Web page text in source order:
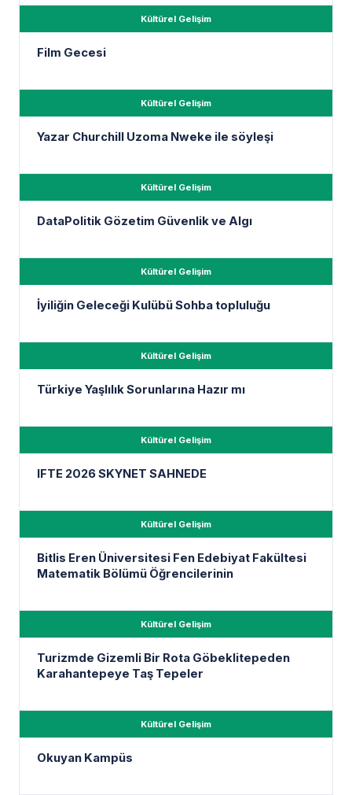
Kültürel Gelişim
Film Gecesi
Kültürel Gelişim
Yazar Churchill Uzoma Nweke ile söyleşi
Kültürel Gelişim
DataPolitik Gözetim Güvenlik ve Algı
Kültürel Gelişim
İyiliğin Geleceği Kulübü Sohba topluluğu
Kültürel Gelişim
Türkiye Yaşlılık Sorunlarına Hazır mı
Kültürel Gelişim
IFTE 2026 SKYNET SAHNEDE
Kültürel Gelişim
Bitlis Eren Üniversitesi Fen Edebiyat Fakültesi
Matematik Bölümü Öğrencilerinin
Kültürel Gelişim
Turizmde Gizemli Bir Rota Göbeklitepeden
Karahantepeye Taş Tepeler
Kültürel Gelişim
Okuyan Kampüs